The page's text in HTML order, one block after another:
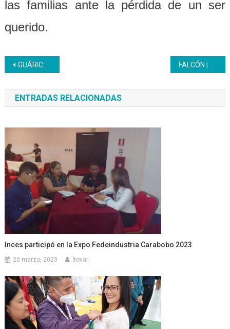
las familias ante la pérdida de un ser
querido.
Navegación
de
entradas
GUÁRICO | 85 participantes reciben taller del Servicio Autónomo de Contraloría Sanitaria
ENTRADAS RELACIONADAS
Inces participó en la Expo Fedeindustria Carabobo 2023
20 marzo, 2023 ltovar